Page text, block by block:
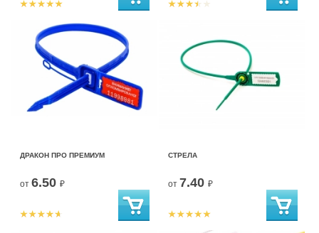
ДРАКОН ПРО ПРЕМИУМ
от 6.50 ₽
СТРЕЛА
от 7.40 ₽